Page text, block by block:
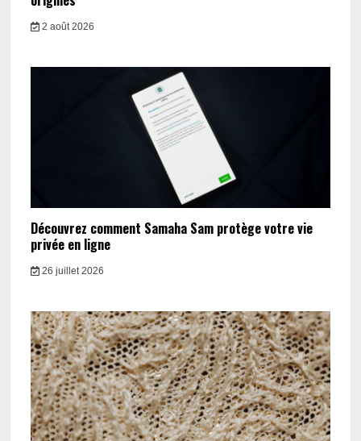
2 août 2026
Découvrez comment Samaha Sam protège votre vie
privée en ligne
26 juillet 2026